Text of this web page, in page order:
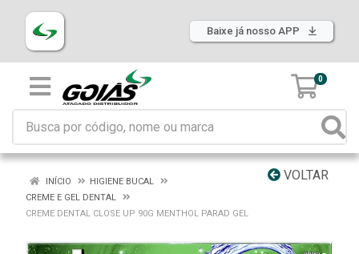
Baixe já nosso APP
0
VOLTAR
INÍCIO
HIGIENE BUCAL
CREME E GEL DENTAL
CREME DENTAL CLOSE UP 90G MENTHOL PARAD GEL